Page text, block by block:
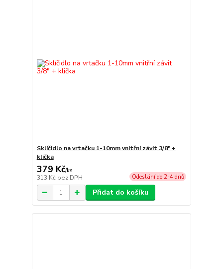
Sklíčidlo na vrtačku 1-10mm vnitřní závit 3/8" +
klička
379 Kč/ks
313 Kč bez DPH Odeslání do 2-4 dnů
Přidat do košíku